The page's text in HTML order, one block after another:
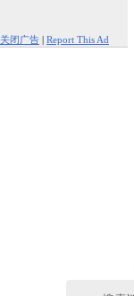
关闭广告 | Report This Ad